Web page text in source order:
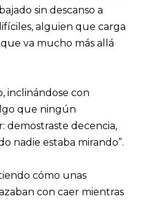
sin descanso a
alguien que carga
va mucho más allá
inclinándose con
que ningún
decencia,
nadie estaba mirando”.
cómo unas
con caer mientras